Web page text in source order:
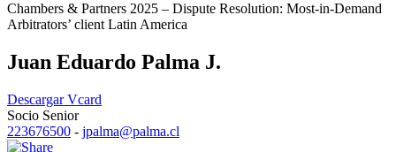
Chambers & Partners 2025 – Dispute Resolution: Most-in-Demand
Arbitrators’ client Latin America
Juan Eduardo Palma J.
Descargar Vcard
Socio Senior
223676500 - jpalma@palma.cl